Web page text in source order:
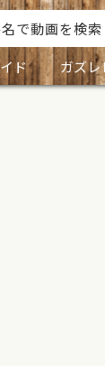
ド ガズレ